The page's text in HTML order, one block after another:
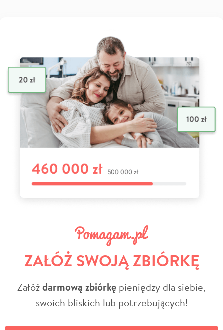
ZAŁÓŻ SWOJĄ ZBIÓRKĘ
Załóżdarmową zbiórkę pieniędzy dla siebie,
swoich bliskich lub potrzebujących!